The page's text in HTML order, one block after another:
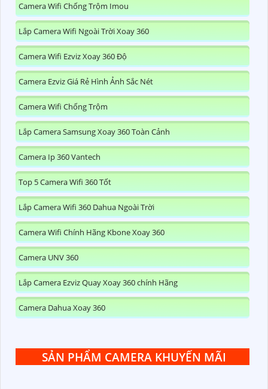
Camera Wifi Chống Trộm Imou
Lắp Camera Wifi Ngoài Trời Xoay 360
Camera Wifi Ezviz Xoay 360 Độ
Camera Ezviz Giá Rẻ Hình Ảnh Sắc Nét
Camera Wifi Chống Trộm
Lắp Camera Samsung Xoay 360 Toàn Cảnh
Camera Ip 360 Vantech
Top 5 Camera Wifi 360 Tốt
Lắp Camera Wifi 360 Dahua Ngoài Trời
Camera Wifi Chính Hãng Kbone Xoay 360
Camera UNV 360
Lắp Camera Ezviz Quay Xoay 360 chính Hãng
Camera Dahua Xoay 360
SẢN PHẨM CAMERA KHUYẾN MÃI